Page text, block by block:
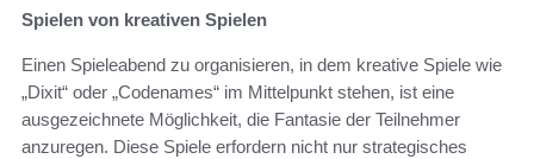
Spielen von kreativen Spielen
Einen Spieleabend zu organisieren, in dem kreative Spiele wie
„Dixit“ oder „Codenames“ im Mittelpunkt stehen, ist eine
ausgezeichnete Möglichkeit, die Fantasie der Teilnehmer
anzuregen. Diese Spiele erfordern nicht nur strategisches